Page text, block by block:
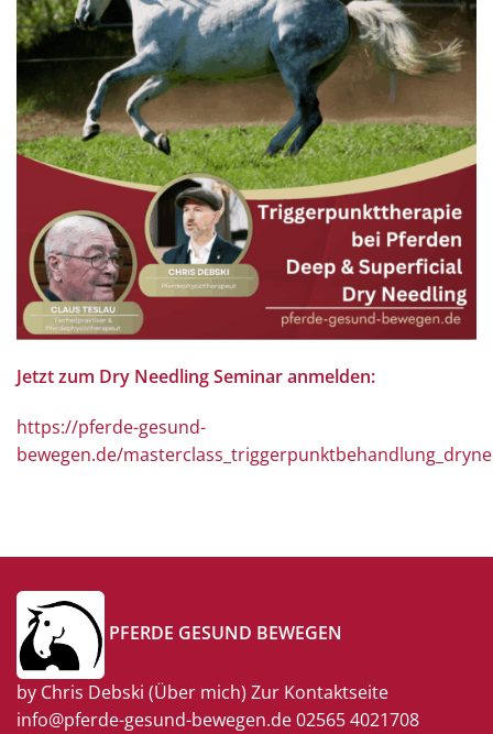
Jetzt zum Dry Needling Seminar anmelden:
https://pferde-gesund-
bewegen.de/
PFERDE GESUND BEWEGEN
by Chris Debski (Über mich) Zur Kontaktseite
info@pferde-gesund-bewegen.de02565 4021708